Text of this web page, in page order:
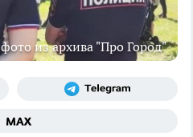
фото из архива "Про Город"